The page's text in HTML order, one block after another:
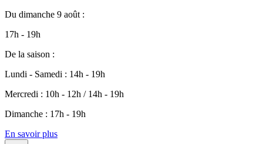
Du dimanche 9 août :
17h - 19h
De la saison :
Lundi - Samedi : 14h - 19h
Mercredi : 10h - 12h / 14h - 19h
Dimanche : 17h - 19h
En savoir plus